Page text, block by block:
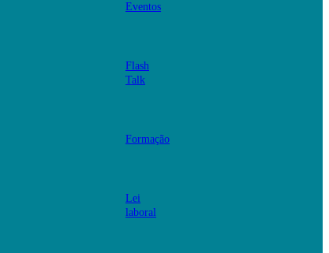
Eventos
Flash
Talk
Formação
Lei
laboral